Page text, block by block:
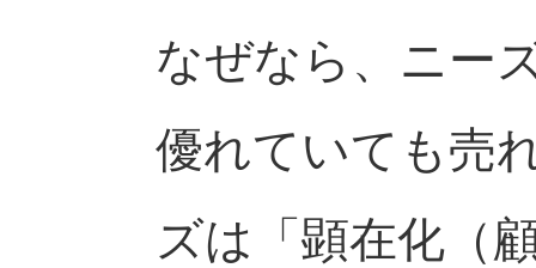
なぜなら、ニー
優れていても売
ズは「顕在化（